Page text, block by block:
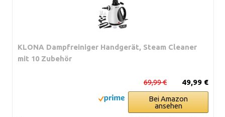
KLONA Dampfreiniger Handgerät, Steam Cleaner
mit 10 Zubehör
49,99 €
69,99 €
Bei Amazon
ansehen